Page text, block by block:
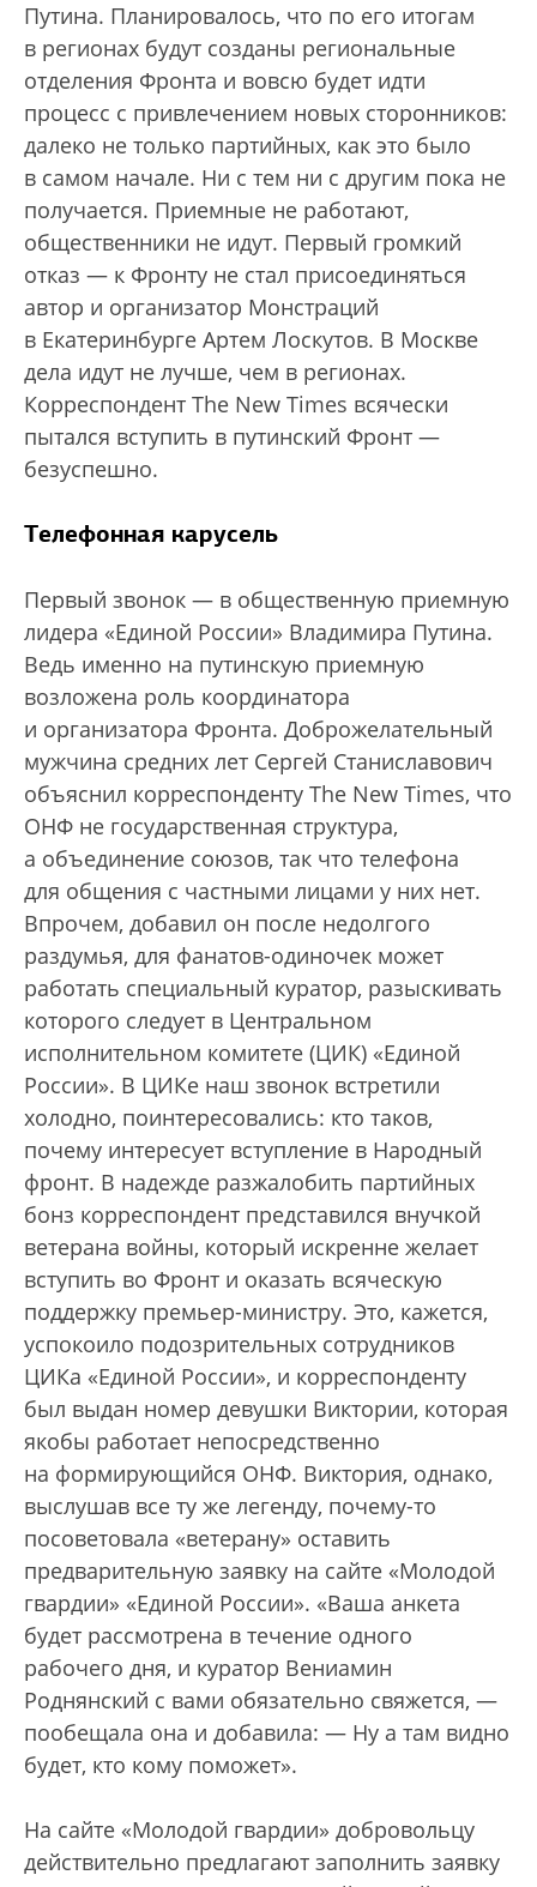
Путина. Планировалось, что по его итогам
в регионах будут созданы региональные
отделения Фронта и вовсю будет идти
процесс с привлечением новых сторонников:
далеко не только партийных, как это было
в самом начале. Ни с тем ни с другим пока не
получается. Приемные не работают,
общественники не идут. Первый громкий
отказ — к Фронту не стал присоединяться
автор и организатор Монстраций
в Екатеринбурге Артем Лоскутов. В Москве
дела идут не лучше, чем в регионах.
Корреспондент The New Times всячески
пытался вступить в путинский Фронт —
безуспешно.
Телефонная карусель
Первый звонок — в общественную приемную
лидера «Единой России» Владимира Путина.
Ведь именно на путинскую приемную
возложена роль координатора
и организатора Фронта. Доброжелательный
мужчина средних лет Сергей Станиславович
объяснил корреспонденту The New Times, что
ОНФ не государственная структура,
а объединение союзов, так что телефона
для общения с частными лицами у них нет.
Впрочем, добавил он после недолгого
раздумья, для фанатов-одиночек может
работать специальный куратор, разыскивать
которого следует в Центральном
исполнительном комитете (ЦИК) «Единой
России». В ЦИКе наш звонок встретили
холодно, поинтересовались: кто таков,
почему интересует вступление в Народный
фронт. В надежде разжалобить партийных
бонз корреспондент представился внучкой
ветерана войны, который искренне желает
вступить во Фронт и оказать всяческую
поддержку премьер-министру. Это, кажется,
успокоило подозрительных сотрудников
ЦИКа «Единой России», и корреспонденту
был выдан номер девушки Виктории, которая
якобы работает непосредственно
на формирующийся ОНФ. Виктория, однако,
выслушав все ту же легенду, почему-то
посоветовала «ветерану» оставить
предварительную заявку на сайте «Молодой
гвардии» «Единой России». «Ваша анкета
будет рассмотрена в течение одного
рабочего дня, и куратор Вениамин
Роднянский с вами обязательно свяжется, —
пообещала она и добавила: — Ну а там видно
будет, кто кому поможет».
На сайте «Молодой гвардии» добровольцу
действительно предлагают заполнить заявку